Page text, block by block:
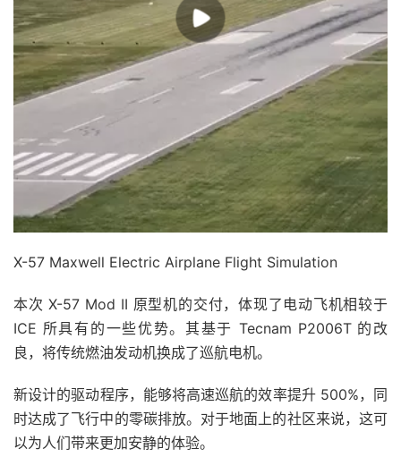
X-57 Maxwell Electric Airplane Flight Simulation
本次 X-57 Mod II 原型机的交付，体现了电动飞机相较于
ICE 所具有的一些优势。其基于 Tecnam P2006T 的改
良，将传统燃油发动机换成了巡航电机。
新设计的驱动程序，能够将高速巡航的效率提升 500%，同
时达成了飞行中的零碳排放。对于地面上的社区来说，这可
以为人们带来更加安静的体验。